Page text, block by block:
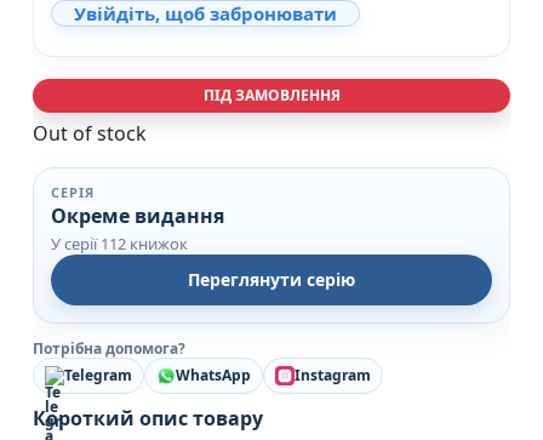
Увійдіть, щоб забронювати
ПІД ЗАМОВЛЕННЯ
Out of stock
СЕРІЯ
Окреме видання
У серії 112 книжок
Переглянути серію
Потрібна допомога?
Telegram
WhatsApp Instagram
Короткий опис товару